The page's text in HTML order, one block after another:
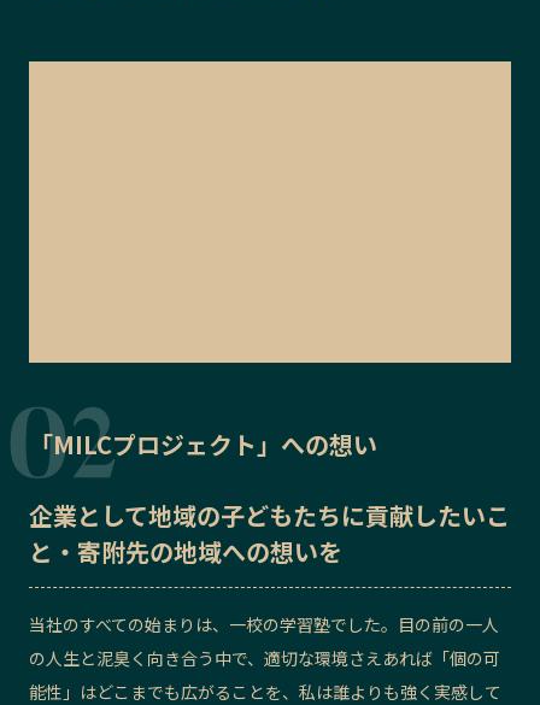
「MILCプロジェクト」への想い
企業として地域の子どもたちに貢献したいこ
と・寄附先の地域への想いを
当社のすべての始まりは、一校の学習塾でした。目の前の一人
の人生と泥臭く向き合う中で、適切な環境さえあれば「個の可
能性」はどこまでも広がることを、私は誰よりも強く実感して